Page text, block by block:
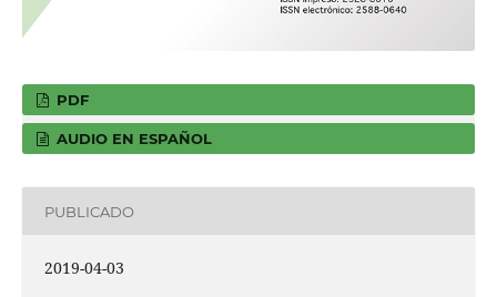
PDF
AUDIO EN ESPAÑOL
PUBLICADO
2019-04-03